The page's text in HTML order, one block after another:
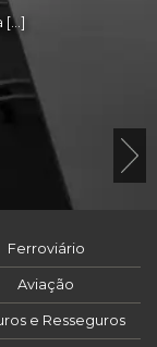
[…]
Ferroviário
Aviação
e Resseguros